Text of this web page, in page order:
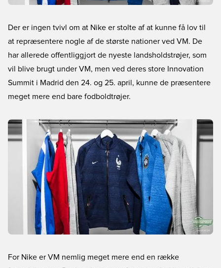
Der er ingen tvivl om at Nike er stolte af at kunne få lov til
at repræsentere nogle af de største nationer ved VM. De
har allerede offentliggjort de nyeste landsholdstrøjer, som
vil blive brugt under VM, men ved deres store Innovation
Summit i Madrid den 24. og 25. april, kunne de præsentere
meget mere end bare fodboldtrøjer.
For Nike er VM nemlig meget mere end en række